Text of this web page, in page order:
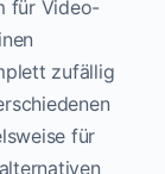
für Video-
zufällig
für